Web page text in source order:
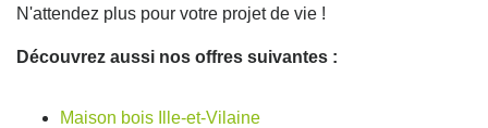
N'attendez plus pour votre projet de vie !
Découvrez aussi nos offres suivantes :
Maison bois Ille-et-Vilaine